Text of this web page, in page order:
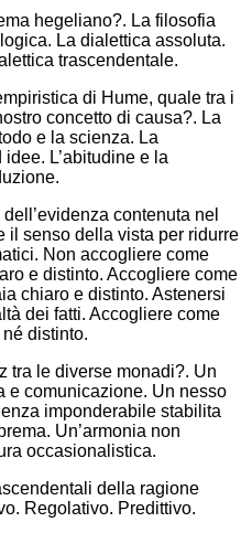
hegeliano?. La filosofia
La dialettica assoluta.
trascendentale.
di Hume, quale tra i
concetto di causa?. La
e la scienza. La
L’abitudine e la
contenuta nel
il senso della vista per ridurre
Non accogliere come
e distinto. Accogliere come
chiaro e distinto. Astenersi
dei fatti. Accogliere come
distinto.
tra le diverse monadi?. Un
e comunicazione. Un nesso
imponderabile stabilita
Un’armonia non
occasionalistica.
della ragione
Regolativo. Predittivo.